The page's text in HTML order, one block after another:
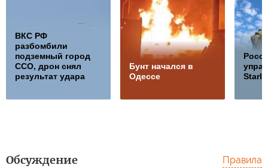
ВКС РФ
разбомбили
подземный город
ССО, дрон снял
результат удара
Бунт начался в
Одессе
Обсуждение Правила